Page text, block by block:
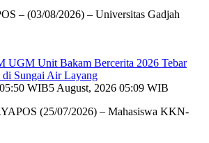
– (03/08/2026) – Universitas Gadjah
UGM Unit Bakam Bercerita 2026 Tebar
Sungai Air Layang
WIB5 August, 2026 05:09 WIB
(25/07/2026) – Mahasiswa KKN-